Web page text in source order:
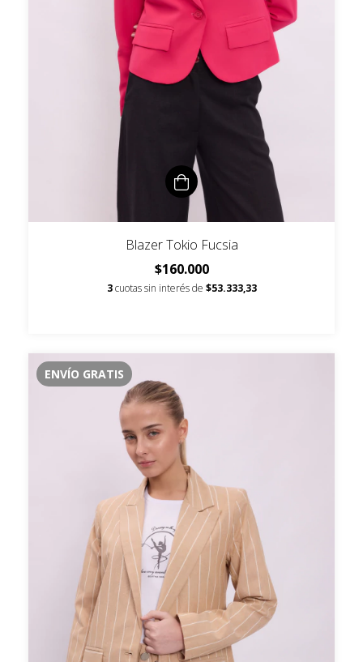
Blazer Tokio Fucsia
$160.000
3 cuotas sin interés de $53.333,33
ENVÍO GRATIS